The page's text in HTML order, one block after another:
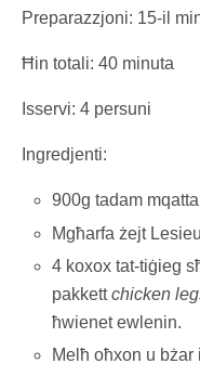
Preparazzjoni: 15-il
Ħin totali: 40 minuta
Isservi: 4 persuni
Ingredjenti:
900g tadam
Mgħarfa żejt
4 koxox tat-tiġieg
pakkettchicken
ħwienet ewlenin.
Melħ oħxon u bżar